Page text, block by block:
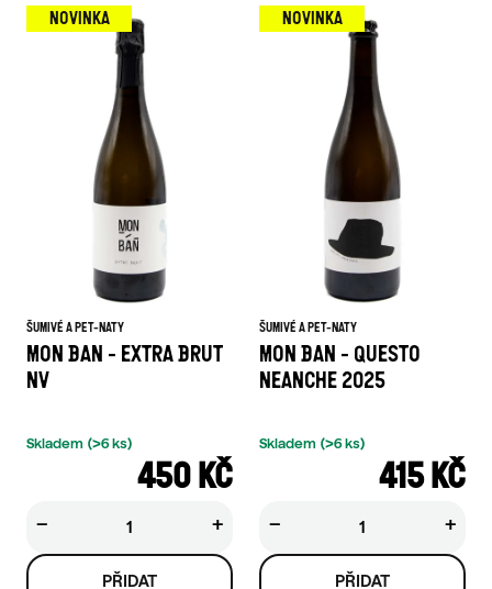
NOVINKA
ŠUMIVÉ A PET-NATY
MON BAN - EXTRA BRUT
NV
450 KČ
Skladem (>6 ks)
+
−
NOVINKA
ŠUMIVÉ A PET-NATY
MON BAN - QUESTO
NEANCHE 2025
415 KČ
Skladem (>6 ks)
+
−